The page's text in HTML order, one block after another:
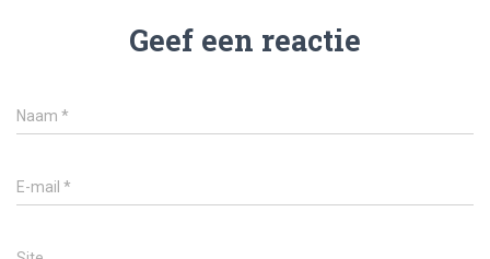
Geef een reactie
Naam *
E-mail *